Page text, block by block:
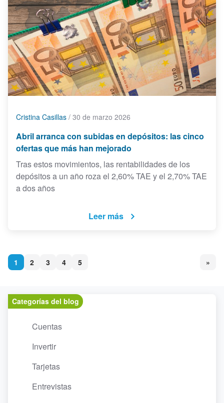
Cristina Casillas / 30 de marzo 2026
Abril arranca con subidas en depósitos: las cinco
ofertas que más han mejorado
Tras estos movimientos, las rentabilidades de los
depósitos a un año roza el 2,60% TAE y el 2,70% TAE
a dos años
Leer más
1 2 3 4 5 »
Categorías del blog
Cuentas
Invertir
Tarjetas
Entrevistas